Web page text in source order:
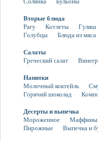
Вторые блюда
Рагу
Котлеты Гуляш
Голубцы
Блюда из мяса
Салаты
Греческий салат
Напитки
Молочный коктейль
Горячий шоколад
Десерты и выпечка
Мороженное
Маффины
Пирожные
Выпечка и